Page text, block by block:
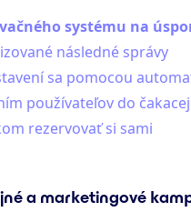
systému na
následné správy
sa pomocou
používateľov do
rezervovať si sami
a marketingové